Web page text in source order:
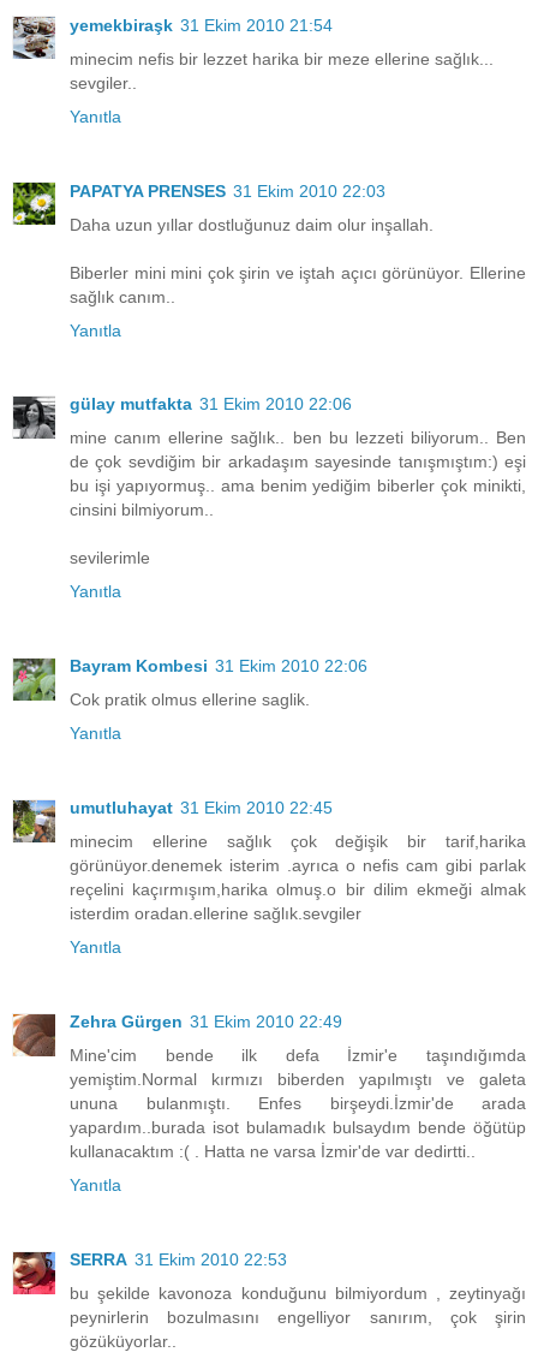
yemekbiraşk 31 Ekim 2010 21:54
minecim nefis bir lezzet harika bir meze ellerine sağlık...
sevgiler..
Yanıtla
PAPATYA PRENSES 31 Ekim 2010 22:03
Daha uzun yıllar dostluğunuz daim olur inşallah.
Biberler mini mini çok şirin ve iştah açıcı görünüyor. Ellerine
sağlık canım..
Yanıtla
gülay mutfakta 31 Ekim 2010 22:06
mine canım ellerine sağlık.. ben bu lezzeti biliyorum.. Ben
de çok sevdiğim bir arkadaşım sayesinde tanışmıştım:) eşi
bu işi yapıyormuş.. ama benim yediğim biberler çok minikti,
cinsini bilmiyorum..
sevilerimle
Yanıtla
Bayram Kombesi 31 Ekim 2010 22:06
Cok pratik olmus ellerine saglik.
Yanıtla
umutluhayat 31 Ekim 2010 22:45
minecim ellerine sağlık çok değişik bir tarif,harika
görünüyor.denemek isterim .ayrıca o nefis cam gibi parlak
reçelini kaçırmışım,harika olmuş.o bir dilim ekmeği almak
isterdim oradan.ellerine sağlık.sevgiler
Yanıtla
Zehra Gürgen 31 Ekim 2010 22:49
Mine'cim bende ilk defa İzmir'e taşındığımda
yemiştim.Normal kırmızı biberden yapılmıştı ve galeta
ununa bulanmıştı. Enfes birşeydi.İzmir'de arada
yapardım..burada isot bulamadık bulsaydım bende öğütüp
kullanacaktım :( . Hatta ne varsa İzmir'de var dedirtti..
Yanıtla
SERRA 31 Ekim 2010 22:53
bu şekilde kavonoza konduğunu bilmiyordum , zeytinyağı
peynirlerin bozulmasını engelliyor sanırım, çok şirin
gözüküyorlar..